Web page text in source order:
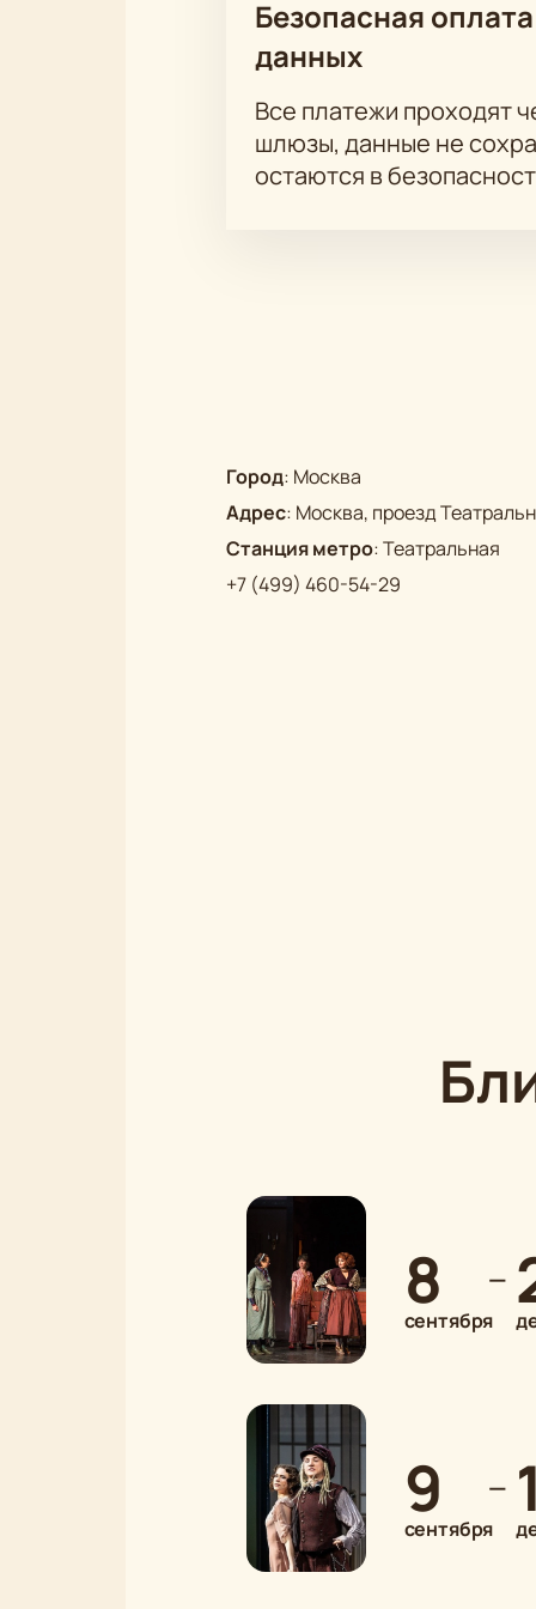
Обратите внимание, возможна
Режиссёр:Фарид Бикчантаев
Ильтазар
Каюмова (Вазиева), Райхан
Назипова, Айгуль Гардисламова,
Безопасная
данных
Все платежи проходят
шлюзы, данные не
остаются в
Город: Москва
Адрес: Москва, проезд
Станция метро:Театральная
+7 (499) 460-54-29
8
сентября
—
9
сентября
—